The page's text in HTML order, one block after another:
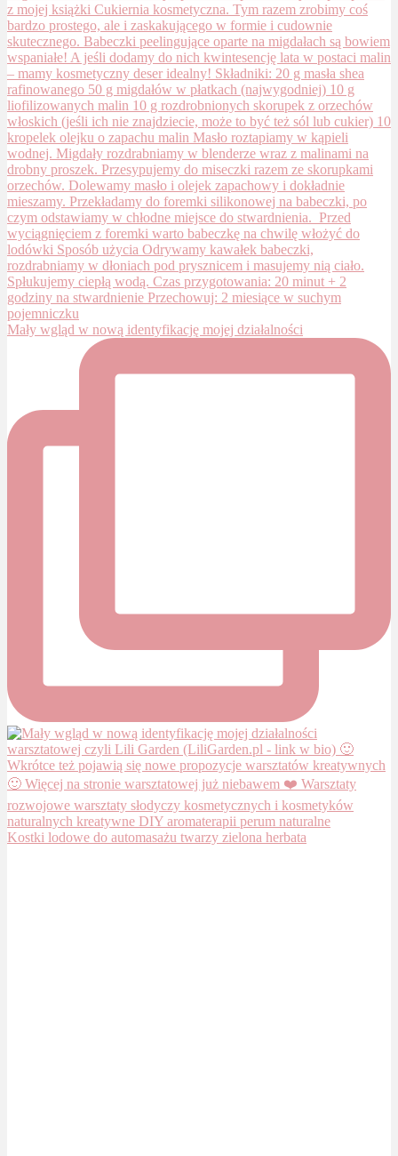
Mały wgląd w nową identyfikację mojej działalności
Kostki lodowe do automasażu twarzy zielona herbata